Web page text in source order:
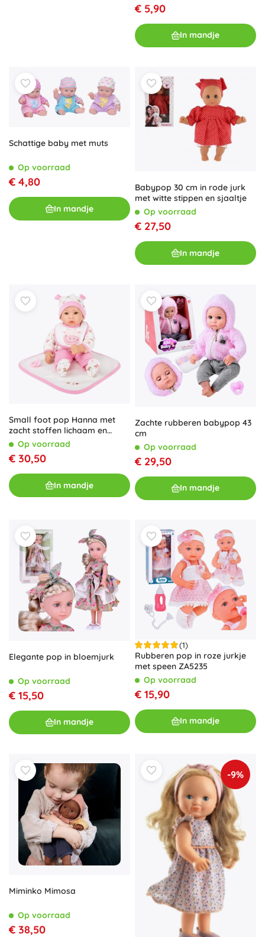
€ 5,90
In mandje
Schattige baby met muts
Op voorraad
€ 4,80
In mandje
Babypop 30 cm in rode jurk
met witte stippen en sjaaltje
Op voorraad
€ 27,50
In mandje
Small foot pop Hanna met
zacht stoffen lichaam en
accessoires
Op voorraad
€ 30,50
In mandje
Zachte rubberen babypop 43
cm
Op voorraad
€ 29,50
In mandje
Elegante pop in bloemjurk
Op voorraad
€ 15,50
In mandje
(1)
Rubberen pop in roze jurkje
met speen ZA5235
Op voorraad
€ 15,90
In mandje
Miminko Mimosa
Op voorraad
€ 38,50
-9%